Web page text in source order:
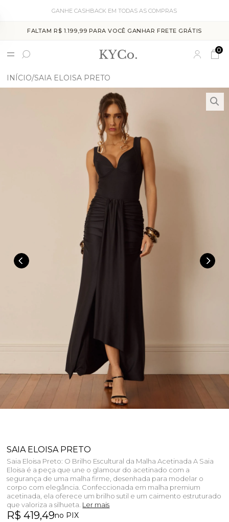
GANHE CASHBACK EM TODAS AS COMPRAS
FALTAM R$ 1.199,99 PARA VOCÊ GANHAR FRETE GRÁTIS
0
INÍCIO SAIA ELOISA PRETO
SAIA ELOISA PRETO
Saia Eloisa Preto: O Brilho Escultural da Malha Acetinada A Saia
Eloisa é a peça que une o glamour do acetinado com a
segurança de uma malha firme, desenhada para modelar o
corpo com elegância. Confeccionada em malha premium
acetinada, ela oferece um brilho sutil e um caimento estruturado
que valoriza a silhueta. Ler mais
R$ 419,49no PIX